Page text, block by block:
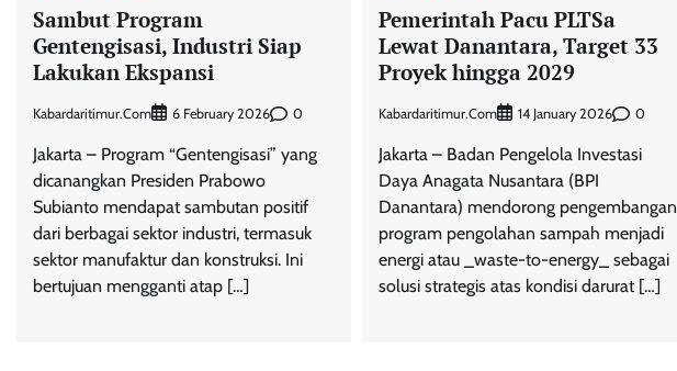
Sambut Program
Gentengisasi, Industri Siap
Lakukan Ekspansi
Kabardaritimur.com 6 February 2026 0
Jakarta – Program “Gentengisasi” yang
dicanangkan Presiden Prabowo
Subianto mendapat sambutan positif
dari berbagai sektor industri, termasuk
sektor manufaktur dan konstruksi. Ini
bertujuan mengganti atap […]
Pemerintah Pacu PLTSa
Lewat Danantara, Target 33
Proyek hingga 2029
Kabardaritimur.com 14 January 2026 0
Jakarta – Badan Pengelola Investasi
Daya Anagata Nusantara (BPI
Danantara) mendorong pengembangan
program pengolahan sampah menjadi
energi atau _waste-to-energy_ sebagai
solusi strategis atas kondisi darurat […]